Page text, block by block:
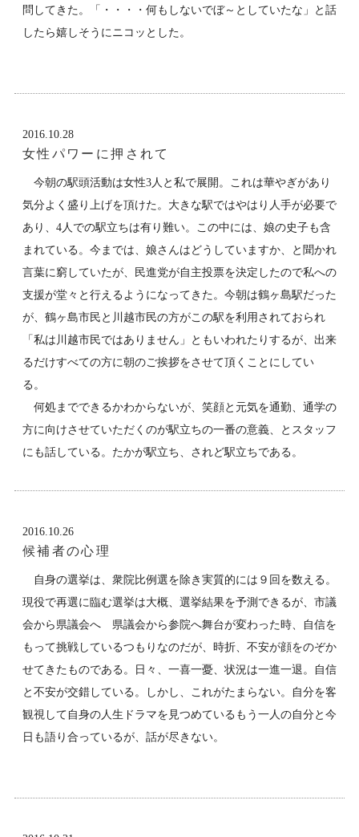
問してきた。「・・・・何もしないでぼ～としていたな」と話
したら嬉しそうにニコッとした。
2016.10.28
女性パワーに押されて
今朝の駅頭活動は女性3人と私で展開。これは華やぎがあり
気分よく盛り上げを頂けた。大きな駅ではやはり人手が必要で
あり、4人での駅立ちは有り難い。この中には、娘の史子も含
まれている。今までは、娘さんはどうしていますか、と聞かれ
言葉に窮していたが、民進党が自主投票を決定したので私への
支援が堂々と行えるようになってきた。今朝は鶴ヶ島駅だった
が、鶴ヶ島市民と川越市民の方がこの駅を利用されておられ
「私は川越市民ではありません」ともいわれたりするが、出来
るだけすべての方に朝のご挨拶をさせて頂くことにしてい
る。
何処までできるかわからないが、笑顔と元気を通勤、通学の
方に向けさせていただくのが駅立ちの一番の意義、とスタッフ
にも話している。たかが駅立ち、されど駅立ちである。
2016.10.26
候補者の心理
自身の選挙は、衆院比例選を除き実質的には９回を数える。
現役で再選に臨む選挙は大概、選挙結果を予測できるが、市議
会から県議会へ 県議会から参院へ舞台が変わった時、自信を
もって挑戦しているつもりなのだが、時折、不安が顔をのぞか
せてきたものである。日々、一喜一憂、状況は一進一退。自信
と不安が交錯している。しかし、これがたまらない。自分を客
観視して自身の人生ドラマを見つめているもう一人の自分と今
日も語り合っているが、話が尽きない。